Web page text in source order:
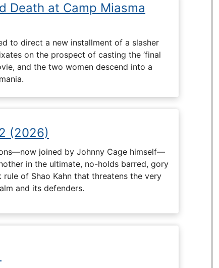
Death at Camp Miasma
to direct a new installment of a slasher
on the prospect of casting the ‘final
and the two women descend into a
(2026)
joined by Johnny Cage himself—
in the ultimate, no-holds barred, gory
of Shao Kahn that threatens the very
and its defenders.